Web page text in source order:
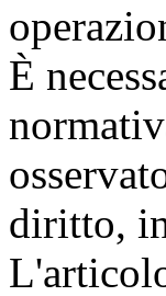
È
diritto,